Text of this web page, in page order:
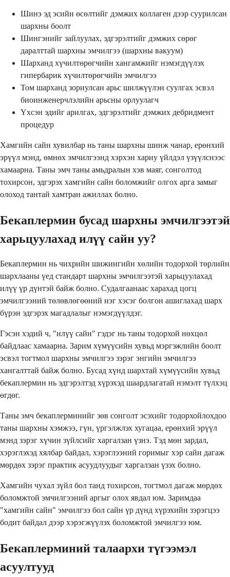
Шинэ эд эсийн өсөлтийг дэмжих коллаген дээр суурилсан
шархны боолт
Шингэнийг зайлуулах, эдгэрэлтийг дэмжих сөрөг
даралттай шархны эмчилгээ (шархны вакуум)
Шарханд хүчилтөрөгчийн хангамжийг нэмэгдүүлэх
гипербарик хүчилтөрөгчийн эмчилгээ
Том шарханд зориулсан арьс шилжүүлэн суулгах эсвэл
биоинженерчлэлийн арьсны орлуулагч
Үхсэн эдийг арилгах, эдгэрэлтийг дэмжих дебридмент
процедур
Хамгийн сайн хувилбар нь таны шархны шинж чанар, ерөнхий
эрүүл мэнд, өмнөх эмчилгээнд хэрхэн хариу үйлдэл үзүүлснээс
хамаарна. Таны эмч таны амьдралын хэв маяг, сонголтод
тохирсон, эдгэрэх хамгийн сайн боломжийг олгох арга замыг
олоход тантай хамтран ажиллах болно.
Бекаплермин бусад шархны эмчилгээтэй
харьцуулахад илүү сайн уу?
Бекаплермин нь чихрийн шижингийн хөлийн тодорхой төрлийн
шархлааны үед стандарт шархны эмчилгээтэй харьцуулахад
илүү үр дүнтэй байж болно. Судалгаанаас харахад цогц
эмчилгээний төлөвлөгөөний нэг хэсэг болгон ашиглахад шарх
бүрэн эдгэрэх магадлалыг нэмэгдүүлдэг.
Гэсэн хэдий ч, "илүү сайн" гэдэг нь таны тодорхой нөхцөл
байдлаас хамаарна. Зарим хүмүүсийн хувьд мэргэжлийн боолт
эсвэл тогтмол шархны эмчилгээ зэрэг энгийн эмчилгээ
хангалттай байж болно. Бусад хүнд шархтай хүмүүсийн хувьд
бекаплермин нь эдгэрэлтэд хүрэхэд шаардлагатай нэмэлт түлхэц
өгдөг.
Таны эмч бекаплерминийг зөв сонголт эсэхийг тодорхойлохдоо
таны шархны хэмжээ, гүн, үргэлжлэх хугацаа, ерөнхий эрүүл
мэнд зэрэг хүчин зүйлсийг харгалзан үзнэ. Тэд мөн зардал,
хэрэглэхэд хялбар байдал, хэрэглээний горимыг хэр сайн дагаж
мөрдөх зэрэг практик асуудлуудыг харгалзан үзэх болно.
Хамгийн чухал зүйл бол танд тохирсон, тогтмол дагаж мөрдөх
боломжтой эмчилгээний аргыг олох явдал юм. Заримдаа
"хамгийн сайн" эмчилгээ бол сайн үр дүнд хүрэхийн зэрэгцээ
бодит байдал дээр хэрэгжүүлэх боломжтой эмчилгээ юм.
Бекаплерминий талаархи түгээмэл
асуултууд